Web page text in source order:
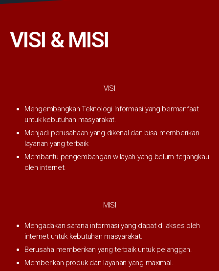
VISI & MISI
VISI
Mengembangkan Teknologi Informasi yang bermanfaat
untuk kebutuhan masyarakat.
Menjadi perusahaan yang dikenal dan bisa memberikan
layanan yang terbaik
Membantu pengembangan wilayah yang belum terjangkau
oleh internet.
MISI
Mengadakan sarana informasi yang dapat di akses oleh
internet untuk kebutuhan masyarakat.
Berusaha memberikan yang terbaik untuk pelanggan.
Memberikan produk dan layanan yang maximal.